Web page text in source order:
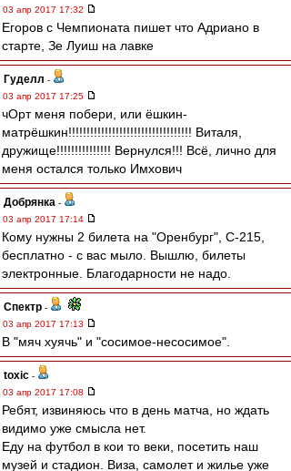
03 апр 2017 17:32
Егоров с Чемпионата пишет что Адриано в
старте, Зе Луиш на лавке
Гуделл -
03 апр 2017 17:25
чОрт меня побери, или ёшкин-
матрёшкин!!!!!!!!!!!!!!!!!!!!!!!!!!!!!!!!!! Виталя,
дружище!!!!!!!!!!!!!!! Вернулся!!! Всё, лично для
меня остался только Имхович
Добрянка -
03 апр 2017 17:14
Кому нужны 2 билета на "Оренбург", С-215,
бесплатно - с вас мыло. Вышлю, билеты
электронные. Благодарности не надо.
Спектр -
03 апр 2017 17:13
В "мяч хуячь" и "сосимое-несосимое".
toxic -
03 апр 2017 17:08
Ребят, извиняюсь что в день матча, но ждать
видимо уже смысла нет.
Еду на футбол в кои то веки, посетить наш
музей и стадион. Виза, самолет и жилье уже